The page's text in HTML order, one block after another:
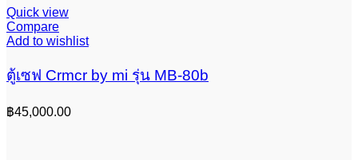
Quick view
Compare
Add to wishlist
ตู้เซฟ Crmcr by mi รุ่น MB-80b
฿45,000.00